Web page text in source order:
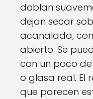
doblan
dejan secar
acanalada,
abierto. Se
con un poco
o glasa real. El
que parecen